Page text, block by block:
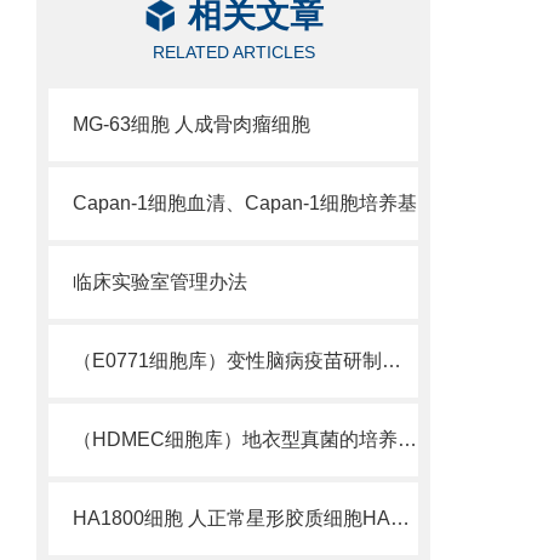
相关文章
RELATED ARTICLES
MG-63细胞 人成骨肉瘤细胞
Capan-1细胞血清、Capan-1细胞培养基
临床实验室管理办法
（E0771细胞库）变性脑病疫苗研制曙光初现
（HDMEC细胞库）地衣型真菌的培养研究
HA1800细胞 人正常星形胶质细胞HA1800